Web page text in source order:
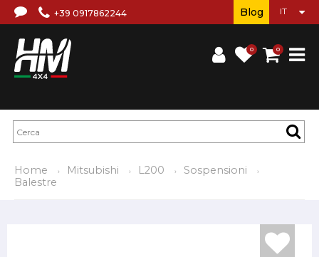
+39 0917862244
0 0
Blog
Home Mitsubishi L200
Sospensioni
Balestre